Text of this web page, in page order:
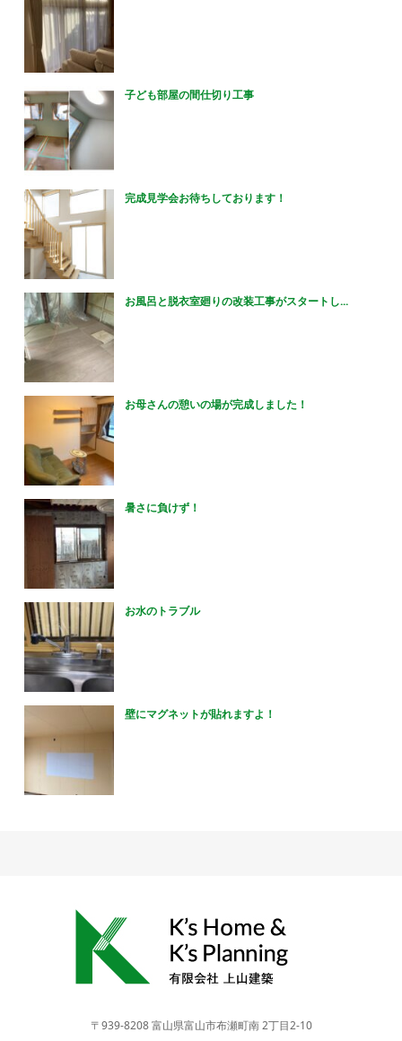
子ども部屋の間仕切り工事
完成見学会お待ちしております！
お風呂と脱衣室廻りの改装工事がスタートし...
お母さんの憩いの場が完成しました！
暑さに負けず！
お水のトラブル
壁にマグネットが貼れますよ！
〒939-8208 富山県富山市布瀬町南 2丁目2-10